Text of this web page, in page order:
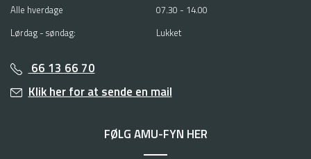
KAN JEG BO PÅ EN CAMPINGPLADS OG
HVOR VASKER JEG TØJ?
BØRNEHAVE, VUGGESTUE I DANMARK,
Alle hverdage
07.30 - 14.00
Lørdag - søndag:
Lukket
66 13 66 70
Klik her for at sende en mail
FØLG AMU-FYN HER